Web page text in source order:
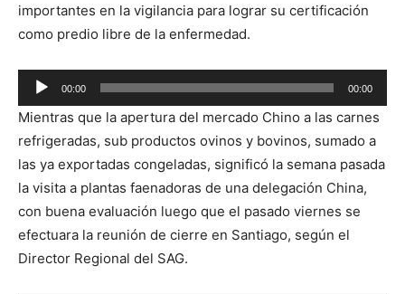
importantes en la vigilancia para lograr su certificación
como predio libre de la enfermedad.
Reproductor
de
audio
00:00 00:00
Mientras que la apertura del mercado Chino a las carnes
refrigeradas, sub productos ovinos y bovinos, sumado a
las ya exportadas congeladas, significó la semana pasada
la visita a plantas faenadoras de una delegación China,
con buena evaluación luego que el pasado viernes se
efectuara la reunión de cierre en Santiago, según el
Director Regional del SAG.